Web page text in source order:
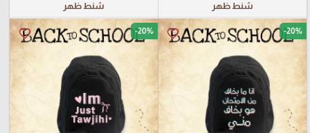
شنط ظهر
favorite_border -20%
شنط ظهر
favorite_border -20%